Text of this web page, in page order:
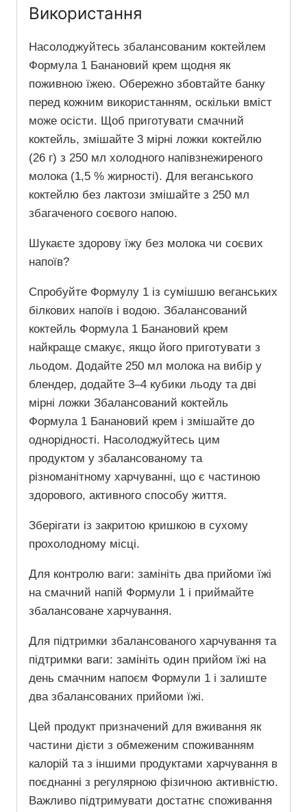
Використання
Насолоджуйтесь збалансованим коктейлем
Формула 1 Банановий крем щодня як
поживною їжею. Обережно збовтайте банку
перед кожним використанням, оскільки вміст
може осісти. Щоб приготувати смачний
коктейль, змішайте 3 мірні ложки коктейлю
(26 г) з 250 мл холодного напівзнежиреного
молока (1,5 % жирності). Для веганського
коктейлю без лактози змішайте з 250 мл
збагаченого соєвого напою.
Шукаєте здорову їжу без молока чи соєвих
напоїв?
Спробуйте Формулу 1 із сумішшю веганських
білкових напоїв і водою. Збалансований
коктейль Формула 1 Банановий крем
найкраще смакує, якщо його приготувати з
льодом. Додайте 250 мл молока на вибір у
блендер, додайте 3–4 кубики льоду та дві
мірні ложки Збалансований коктейль
Формула 1 Банановий крем і змішайте до
однорідності. Насолоджуйтесь цим
продуктом у збалансованому та
різноманітному харчуванні, що є частиною
здорового, активного способу життя.
Зберігати із закритою кришкою в сухому
прохолодному місці.
​Для контролю ваги: ​​замініть два прийоми їжі
на смачний напій Формули 1 і приймайте
збалансоване харчування.
​Для підтримки збалансованого харчування та
підтримки ваги: ​​замініть один прийом їжі на
день смачним напоєм Формули 1 і залиште
два збалансованих прийоми їжі.
​Цей продукт призначений для вживання як
частини дієти з обмеженим споживанням
калорій та з іншими продуктами харчування в
поєднанні з регулярною фізичною активністю.
Важливо підтримувати достатнє споживання